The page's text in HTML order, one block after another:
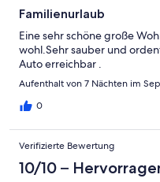
Familienurlaub
Eine sehr schöne große
wohl.Sehr sauber und
Auto erreichbar .
Aufenthalt von 7 Nächten im
0
Verifizierte Bewertung
10/10 –